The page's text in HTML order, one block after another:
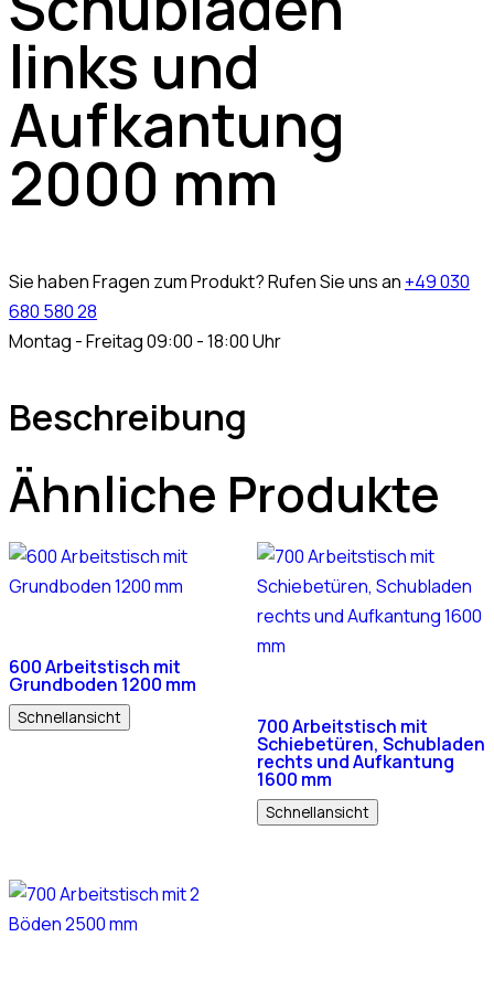
links und
Aufkantung
2000 mm
Sie haben Fragen zum Produkt? Rufen Sie uns an +49 030
680 580 28
Montag - Freitag 09:00 - 18:00 Uhr
Beschreibung
Ähnliche Produkte
600 Arbeitstisch mit
Grundboden 1200 mm
Schnellansicht 700 Arbeitstisch mit
Schiebetüren, Schubladen
rechts und Aufkantung
1600 mm
Schnellansicht